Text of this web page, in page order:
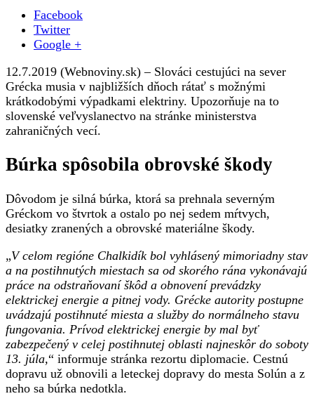
výpadky
elektriny,
región
Chalkidík
stav
Facebook
Twitter
Google +
12.7.2019 (Webnoviny.sk) – Slováci cestujúci na sever
Grécka musia v najbližších dňoch rátať s možnými
krátkodobými výpadkami elektriny. Upozorňuje na to
slovenské veľvyslanectvo na stránke ministerstva
zahraničných vecí.
Búrka spôsobila obrovské škody
Dôvodom je silná búrka, ktorá sa prehnala severným
Gréckom vo štvrtok a ostalo po nej sedem mŕtvych,
desiatky zranených a obrovské materiálne škody.
„V celom regióne Chalkidík bol vyhlásený mimoriadny stav
a na postihnutých miestach sa od skorého rána vykonávajú
práce na odstraňovaní škôd a obnovení prevádzky
elektrickej energie a pitnej vody. Grécke autority postupne
uvádzajú postihnuté miesta a služby do normálneho stavu
fungovania. Prívod elektrickej energie by mal byť
zabezpečený v celej postihnutej oblasti najneskôr do soboty
13. júla,“ informuje stránka rezortu diplomacie. Cestnú
dopravu už obnovili a leteckej dopravy do mesta Solún a z
neho sa búrka nedotkla.